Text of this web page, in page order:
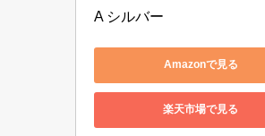
A シルバー
Amazonで見る
楽天市場で見る